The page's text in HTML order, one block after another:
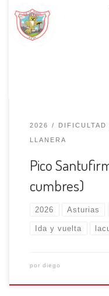
grupo, en esta salida
belén simbólico y
En esta ocasión se ha
pico Santufirme (439
2026 DIFICULTAD
LLANERA
Pico
cumbres)
2026 Asturias
Ida y vuelta
por diego